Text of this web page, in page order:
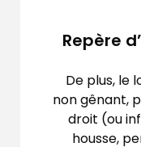
Repère
De plus, le
non gênant,
droit (ou
housse,